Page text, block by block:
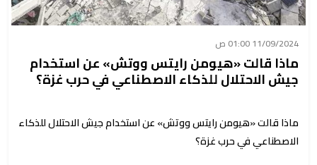
11/09/2024 01:00 ص
ماذا قالت «هيومن رايتس ووتش» عن استخدام
جيش الاحتلال للذكاء الاصطناعي في حرب غزة؟
ماذا قالت «هيومن رايتس ووتش» عن استخدام جيش الاحتلال للذكاء
الاصطناعي في حرب غزة؟